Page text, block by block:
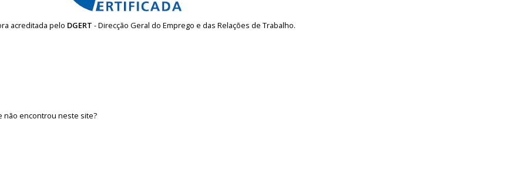
acreditada pelo DGERT - Direcção Geral do Emprego e das Relações de Trabalho.
não encontrou neste site?